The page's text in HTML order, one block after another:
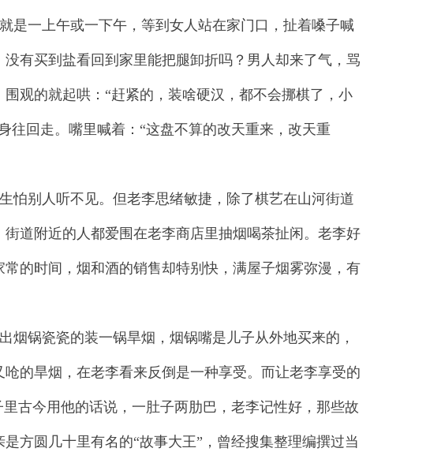
是一上午或一下午，等到女人站在家门口，扯着嗓子喊
有买到盐看回到家里能把腿卸折吗？男人却来了气，骂
观的就起哄：“赶紧的，装啥硬汉，都不会挪棋了，小
往回走。嘴里喊着：“这盘不算的改天重来，改天重
怕别人听不见。但老李思绪敏捷，除了棋艺在山河街道
道附近的人都爱围在老李商店里抽烟喝茶扯闲。老李好
的时间，烟和酒的销售却特别快，满屋子烟雾弥漫，有
锅瓷瓷的装一锅旱烟，烟锅嘴是儿子从外地买来的，
的旱烟，在老李看来反倒是一种享受。而让老李享受的
古今用他的话说，一肚子两肋巴，老李记性好，那些故
方圆几十里有名的“故事大王”，曾经搜集整理编撰过当